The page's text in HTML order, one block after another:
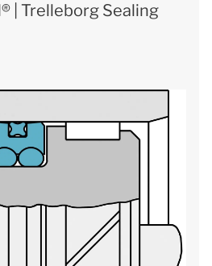
| Trelleborg Sealing